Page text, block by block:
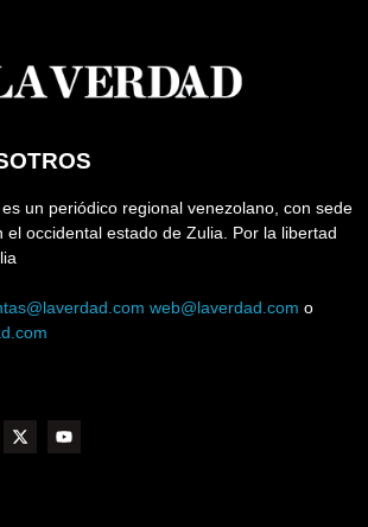
un periódico regional venezolano, con sede
el occidental estado de Zulia. Por la libertad
web@laverdad.com o